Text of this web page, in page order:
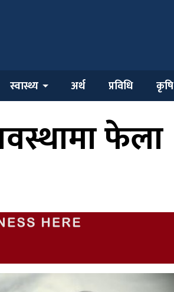
स्वास्थ्य अर्थ प्रविधि कृषि
फेला